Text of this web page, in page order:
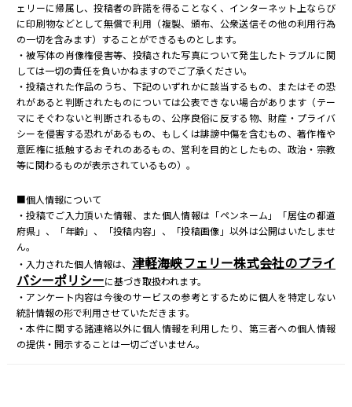
ェリーに帰属し、投稿者の許諾を得ることなく、インターネット上ならび
に印刷物などとして無償で利用（複製、頒布、公衆送信その他の利用行為
の一切を含みます）することができるものとします。
・被写体の肖像権侵害等、投稿された写真について発生したトラブルに関
しては一切の責任を負いかねますのでご了承ください。
・投稿された作品のうち、下記のいずれかに該当するもの、またはその恐
れがあると判断されたものについては公表できない場合があります（テー
マにそぐわないと判断されるもの、公序良俗に反する物、財産・プライバ
シーを侵害する恐れがあるもの、もしくは誹謗中傷を含むもの、著作権や
意匠権に抵触するおそれのあるもの、営利を目的としたもの、政治・宗教
等に関わるものが表示されているもの）。
■個人情報について
・投稿でご入力頂いた情報、また個人情報は「ペンネーム」「居住の都道
府県」、「年齢」、「投稿内容」、「投稿画像」以外は公開はいたしませ
ん。
・入力された個人情報は、 津軽海峡フェリー株式会社のプライ
バシーポリシーに基づき取扱われます。
・アンケート内容は今後のサービスの参考とするために個人を特定しない
統計情報の形で利用させていただきます。
・本件に関する諸連絡以外に個人情報を利用したり、第三者への個人情報
の提供・開示することは一切ございません。